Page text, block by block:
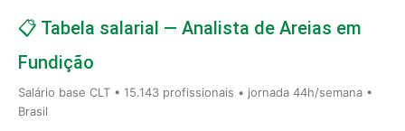
📋 Tabela salarial — Analista de Areias em
Fundição
Salário base CLT • 15.143 profissionais • jornada 44h/semana •
Brasil